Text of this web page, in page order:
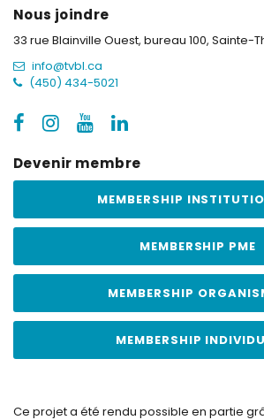
Nous joindre
33 rue Blainville Ouest, bureau 100, Sainte-
info@tvbl.ca
(450) 434-5021
Devenir membre
MEMBERSHIP
MEMBERSHIP PME
MEMBERSHIP
MEMBERSHIP
Ce projet a été rendu possible en partie